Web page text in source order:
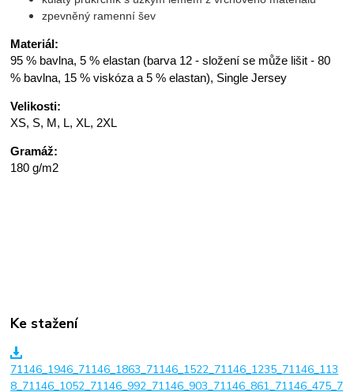
zpevněný ramenní šev
Materiál:
95 % bavlna, 5 % elastan (barva 12 - složení se může lišit - 80
% bavlna, 15 % viskóza a 5 % elastan), Single Jersey
Velikosti:
XS, S, M, L, XL, 2XL
Gramáž:
180 g/m2
Ke stažení
71146_1946_71146_1863_71146_1522_71146_1235_71146_113
8_71146_1052_71146_992_71146_903_71146_861_71146_475_7